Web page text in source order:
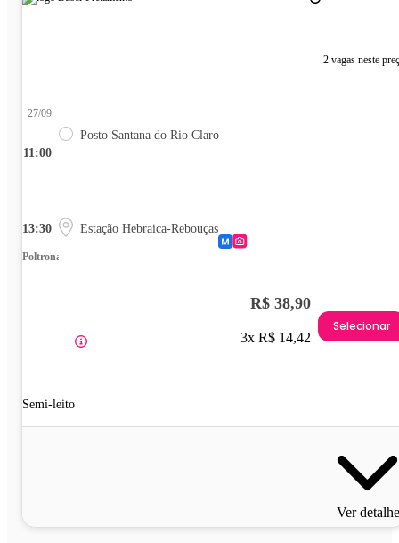
2 vagas neste
11:00
27/09
Posto Santana do Rio Claro
13:30 Estação Hebraica-Rebouças
Poltrona
Semi-leito
R$ 38,90
3x R$ 14,42
Selecionar
Ver